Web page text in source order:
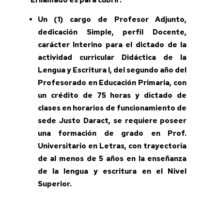
Un (1) cargo de Profesor Adjunto,
dedicación Simple, perfil Docente,
carácter Interino para el dictado de la
actividad curricular Didáctica de la
Lengua y Escritura I, del segundo año del
Profesorado en Educación Primaria, con
un crédito de 75 horas y dictado de
clases en horarios de funcionamiento de
sede Justo Daract, se requiere poseer
una formación de grado en Prof.
Universitario en Letras, con trayectoria
de al menos de 5 años en la enseñanza
de la lengua y escritura en el Nivel
Superior.